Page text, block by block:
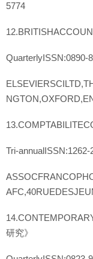
5774
QuarterlyISSN:0890-
Tri-annualISSN:1262-
研究》